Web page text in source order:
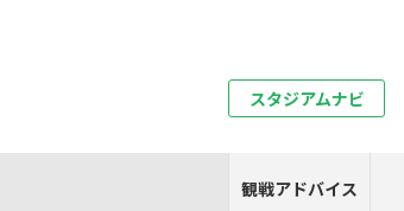
スタジアムナビ
観戦アドバイス